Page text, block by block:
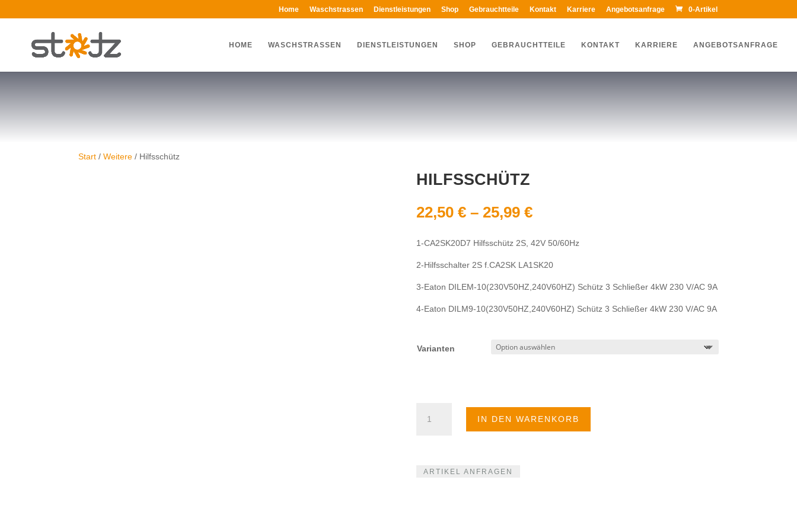
Home Waschstrassen Dienstleistungen Shop Gebrauchtteile Kontakt Karriere Angebotsanfrage 0-Artikel
HOME WASCHSTRASSEN DIENSTLEISTUNGEN SHOP GEBRAUCHTTEILE KONTAKT KARRIERE ANGEBOTSANFRAGE
Start / Weitere / Hilfsschütz
HILFSSCHÜTZ
22,50 €– 25,99 €
1-CA2SK20D7 Hilfsschütz 2S, 42V 50/60Hz
2-Hilfsschalter 2S f.CA2SK LA1SK20
3-Eaton DILEM-10(230V50HZ,240V60HZ) Schütz 3 Schließer 4kW 230 V/AC 9A
4-Eaton DILM9-10(230V50HZ,240V60HZ) Schütz 3 Schließer 4kW 230 V/AC 9A
Varianten
Menge
IN DEN WARENKORB
ARTIKEL ANFRAGEN